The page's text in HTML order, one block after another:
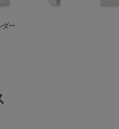
ダー